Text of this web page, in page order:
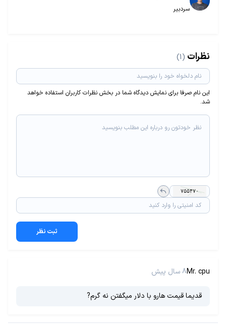
سردبیر
نظرات (1)
این نام صرفا برای نمایش دیدگاه شما در بخش نظرات کاربران استفاده خواهد
شد.
ثبت نظر
Mr. cpu8 سال پیش
قدیما قیمت هارو با دلار میگفتن نه گرم?